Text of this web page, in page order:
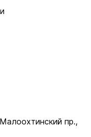
пр.,